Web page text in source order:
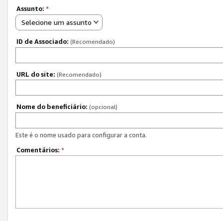
Assunto: *
Selecione um assunto
ID de Associado: (Recomendado)
URL do site: (Recomendado)
Nome do beneficiário: (opcional)
Este é o nome usado para configurar a conta.
Comentários: *